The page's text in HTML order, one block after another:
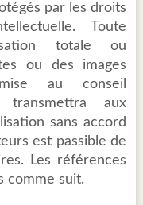
par les droits
Toute
totale ou
ou des images
au conseil
transmettra aux
sans accord
est passible de
Les références
comme suit.